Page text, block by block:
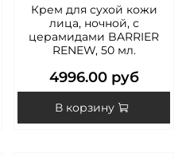
Крем для сухой кожи
лица, ночной, с
церамидами BARRIER
RENEW, 50 мл.
4996.00 руб
В корзину